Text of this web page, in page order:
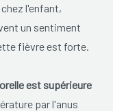
l'enfant,
un sentiment
fièvre est forte.
est supérieure
par l'anus